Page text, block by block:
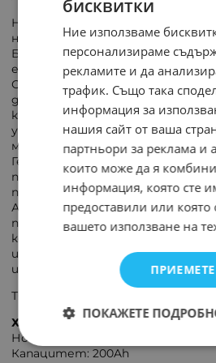
Необслужваема батерия с
на гел.
Батерията може да се монтира
е по-устойчива на удари.
Основното предимство на гел
дългия живот в сравнение с
киселинни батерии.
устойчиви на променящи се и
метеорологични условия.
Гел батериите могат да се
продължение на много месеци
презареждане.
Акумулаторните батерии с
приложение като: мотоциклети,
косачки, непрекъсваеми
инсталации, алармени системи
играчки.
Тягова батерия произведена по
Характеристики:
Номинално напрежение: 12V
Капацитет: 200Ah
бисквитки
Ние използваме
персонализираме
рекламите и да
трафик. Също така
информация за
нашия сайт от ваша
партньори за реклама и
които може да я
информация, която сте
предоставили или която
вашето използване на
ПОКАЖЕТЕ